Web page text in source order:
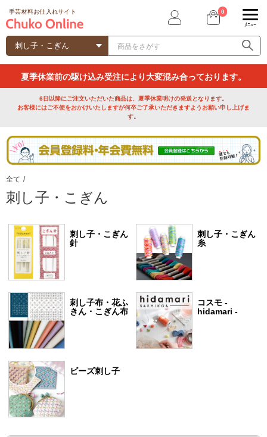
手芸材料お仕入れサイト 0
ﾒﾆｭｰ
夏季休業前の駆け込み受注により大変混み合っております。
6日以降にご注文いただいた商品は、夏季休業明けの発送となります。
お客様にはご不便をおかけいたしますが何卒ご了承いただきますようお願い申し上げま
す。
全て /
刺し子・こぎん
刺し子・こぎん
針
刺し子・こぎん
糸
刺し子布・花ふ
きん・こぎん布
コスモ -
hidamari -
ビーズ刺し子